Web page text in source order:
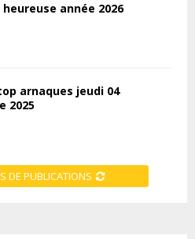
année 2026
arnaques jeudi 04
2025
DE PUBLICATIONS